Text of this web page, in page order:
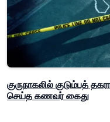
குருநாகலில் குடும்பத்
செய்த கணவர் கைது